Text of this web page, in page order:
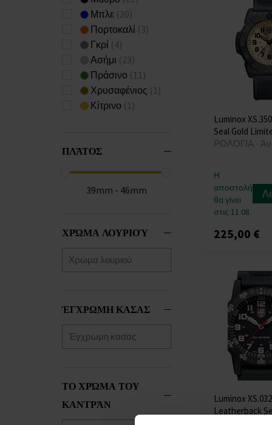
Emporio Armani
(+469)
Engelsrufer
ETT Eco Tech Time
(+70)
Festina
(+871)
Forever
(+4)
Garett(+2)
Garmin (+10)
Hammer(+1)
Huawei(+6)
Hugo Boss(+281)
(+193)
Jaguar(+249)
JDM Military(+1)
Lee Cooper(+208)
Lorus(+229)
(+62)
Μπλε (20)
Πορτοκαλί (3)
Γκρί (4)
Ασήμι (23)
Πράσινο (11)
Χρυσαφένιος (1)
Κίτρινο (1)
ΠΛΆΤΟΣ
39mm - 46mm
ΧΡΏΜΑ ΛΟΥΡΙΟΎ
ΈΓΧΡΩΜΗ ΚΑΣΑΣ
ΤΟ ΧΡΏΜΑ ΤΟΥ
ΚΑΝΤΡΆΝ
Luminox
Seal Gold
ΡΟΛΟΓΙΑ -
Η
αποστολή
θα γίνει
στις 11.08.
225,00 €
Luminox
Leatherback